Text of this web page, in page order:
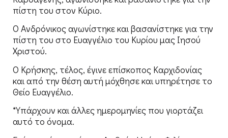
πίστη του στον Κύριο.
Ο Ανδρόνικος αγωνίστηκε και βασανίστηκε για την
πίστη του στο Ευαγγέλιο του Κυρίου μας Ιησού
Χριστού.
Ο Κρήσκης, τέλος, έγινε επίσκοπος Καρχιδονίας
και από την θέση αυτή μόχθησε και υπηρέτησε το
Θείο Ευαγγέλιο.
*Υπάρχουν και άλλες ημερομηνίες που γιορτάζει
αυτό το όνομα.